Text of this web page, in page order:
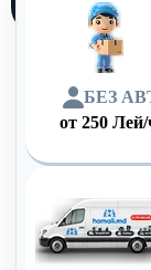
БЕЗ
от250 Лей/